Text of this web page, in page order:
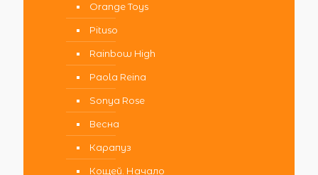
Orange Toys
Pituso
Rainbow High
Paola Reina
Sonya Rose
Весна
Карапуз
Кощей. Начало